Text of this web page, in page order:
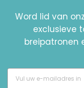
Word lid van
exclusieve
breipatronen